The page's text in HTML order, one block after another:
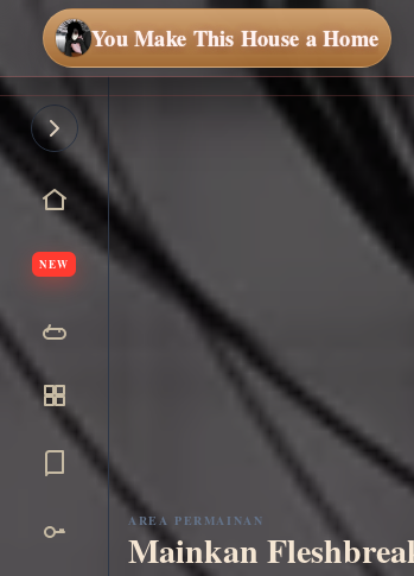
You Make This House a Home
NEW
AREA PERMAINAN
Mainkan